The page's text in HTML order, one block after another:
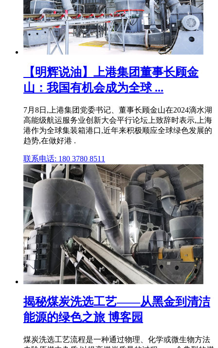
【明辉说油】上港集团董事长顾金
山：我国有机会成为全球 ...
7月8日,上港集团党委书记、董事长顾金山在2024滴水湖
高能级航运服务业创新大会平行论坛上致辞时表示,上海
港作为全球集装箱港口,近年来积极顺应全球绿色发展的
趋势,在做好港 .
联系电话: 180 3780 8511
揭秘煤炭洗选工艺——从黑金到清洁
能源的绿色之旅 博客园
煤炭洗选工艺流程是一种通过物理、化学或微生物方法